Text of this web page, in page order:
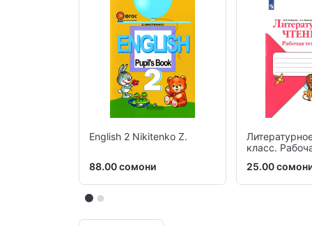
English 2 Nikitenko Z.
88.00 сомони
класс.
25.00